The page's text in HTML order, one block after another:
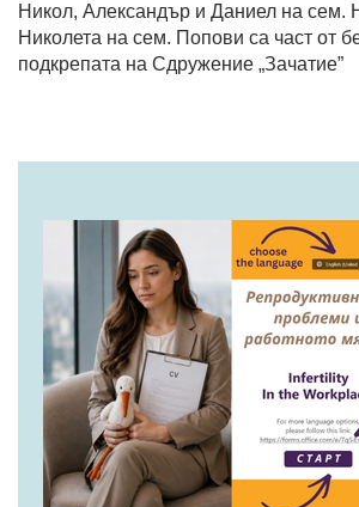
Никол, Александър и Даниел на сем.
Николета на сем. Попови са част от
подкрепата на Сдружение „Зачатие”